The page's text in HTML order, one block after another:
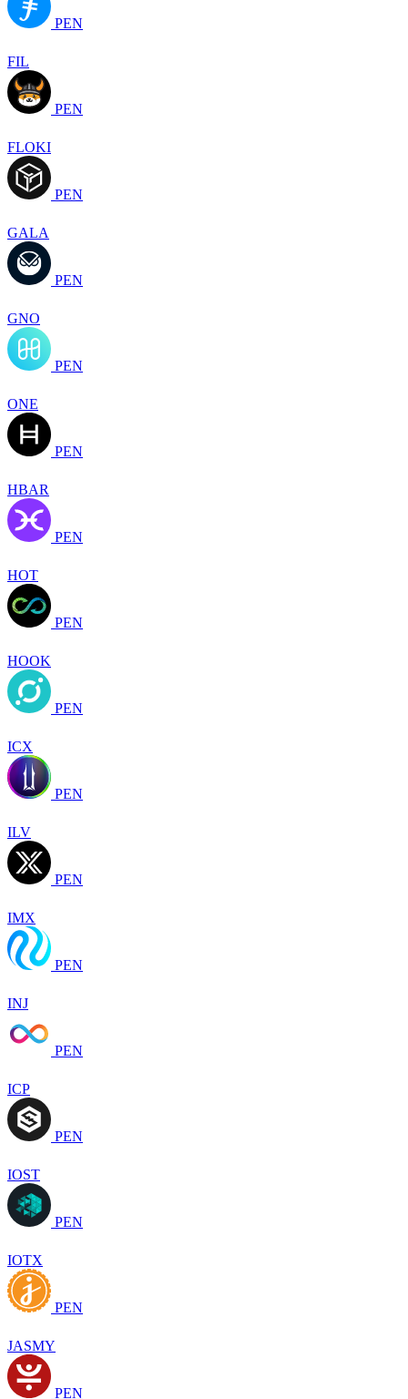
PEN
FIL
PEN
FLOKI
PEN
GALA
PEN
GNO
PEN
ONE
PEN
HBAR
PEN
HOT
PEN
HOOK
PEN
ICX
PEN
ILV
PEN
IMX
PEN
INJ
PEN
ICP
PEN
IOST
PEN
IOTX
PEN
JASMY
PEN